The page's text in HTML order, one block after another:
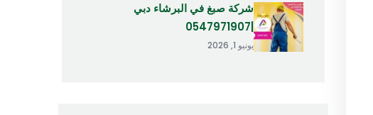
شركة صبغ في البرشاء دبي
يونيو 1, 2026